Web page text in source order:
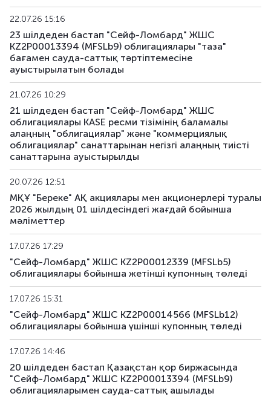
22.07.26 15:16
23 шілдеден бастап "Сейф-Ломбард" ЖШС
KZ2P00013394 (MFSLb9) облигациялары "таза"
бағамен сауда-саттық тәртіптемесіне
ауыстырылатын болады
21.07.26 10:29
21 шілдеден бастап "Сейф-Ломбард" ЖШС
облигациялары KASE ресми тізімінің баламалы
алаңның "облигациялар" және "коммерциялық
облигациялар" санаттарынан негізгі алаңның тиісті
санаттарына ауыстырылды
20.07.26 12:51
МҚҰ "Береке" АҚ акциялары мен акционерлері туралы
2026 жылдың 01 шілдесіндегі жағдай бойынша
мәліметтер
17.07.26 17:29
"Сейф-Ломбард" ЖШС KZ2P00012339 (MFSLb5)
облигациялары бойынша жетiншi купонның төледi
17.07.26 15:31
"Сейф-Ломбард" ЖШС KZ2P00014566 (MFSLb12)
облигациялары бойынша үшінші купонның төледi
17.07.26 14:46
20 шілдеден бастап Қазақстан қор биржасында
"Сейф-Ломбард" ЖШС KZ2P00013394 (MFSLb9)
облигацияларымен сауда-саттық ашылады